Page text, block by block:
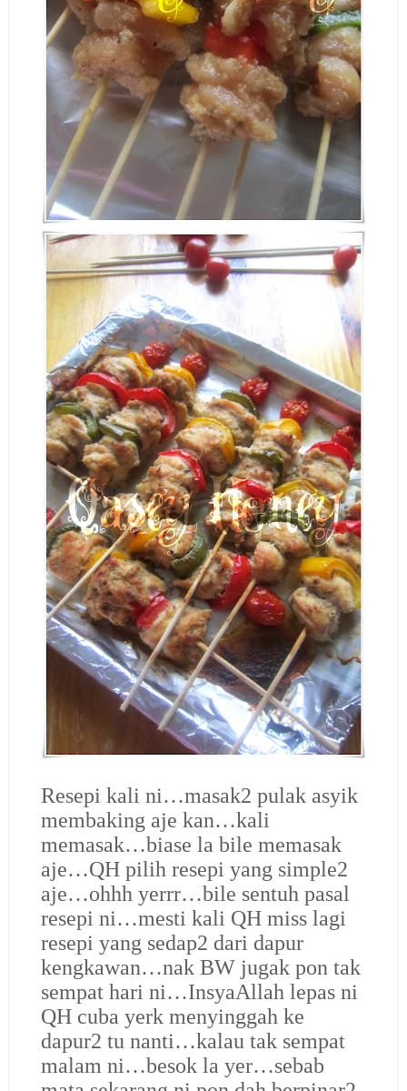
Resepi kali ni…masak2 pulak asyik
membaking aje kan…kali
memasak…biase la bile memasak
aje…QH pilih resepi yang simple2
aje…ohhh yerrr…bile sentuh pasal
resepi ni…mesti kali QH miss lagi
resepi yang sedap2 dari dapur
kengkawan…nak BW jugak pon tak
sempat hari ni…InsyaAllah lepas ni
QH cuba yerk menyinggah ke
dapur2 tu nanti…kalau tak sempat
malam ni…besok la yer…sebab